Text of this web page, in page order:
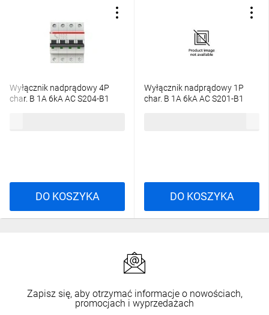
Wyłącznik nadprądowy 4P
char. B 1A 6kA AC S204-B1
DO KOSZYKA
Wyłącznik nadprądowy 1P
char. B 1A 6kA AC S201-B1
DO KOSZYKA
Zapisz się, aby otrzymać informacje o nowościach,
promocjach i wyprzedażach